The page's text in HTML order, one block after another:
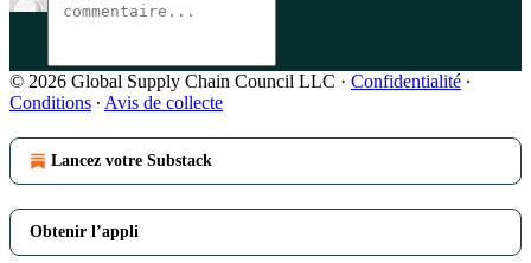
© 2026 Global Supply Chain Council LLC · Confidentialité ∙
Conditions ∙ Avis de collecte
Lancez votre Substack
Obtenir l’appli